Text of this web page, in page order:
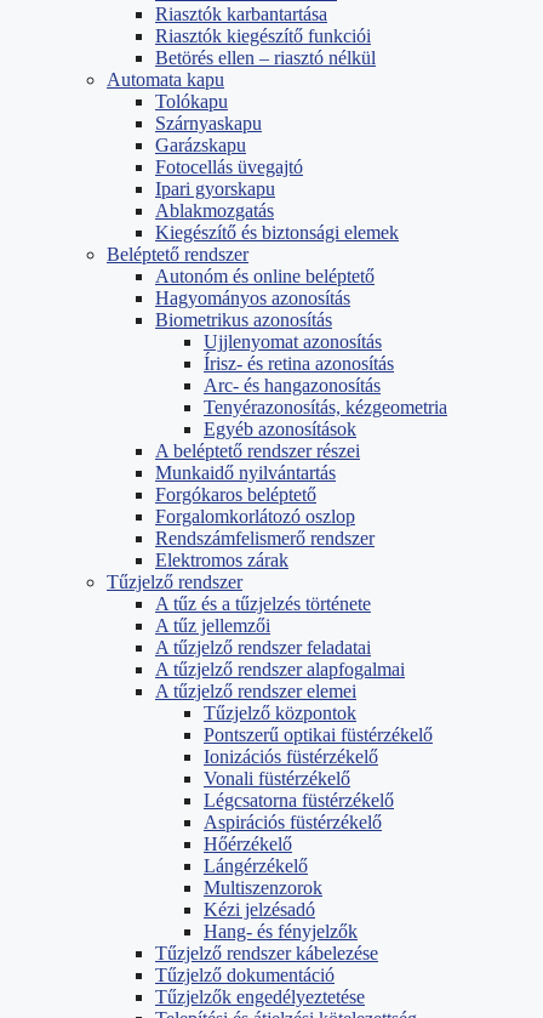
Riasztók karbantartása
Riasztók kiegészítő funkciói
Betörés ellen – riasztó nélkül
Automata kapu
Tolókapu
Szárnyaskapu
Garázskapu
Fotocellás üvegajtó
Ipari gyorskapu
Ablakmozgatás
Kiegészítő és biztonsági elemek
Beléptető rendszer
Autonóm és online beléptető
Hagyományos azonosítás
Biometrikus azonosítás
Ujjlenyomat azonosítás
Írisz- és retina azonosítás
Arc- és hangazonosítás
Tenyérazonosítás, kézgeometria
Egyéb azonosítások
A beléptető rendszer részei
Munkaidő nyilvántartás
Forgókaros beléptető
Forgalomkorlátozó oszlop
Rendszámfelismerő rendszer
Elektromos zárak
Tűzjelző rendszer
A tűz és a tűzjelzés története
A tűz jellemzői
A tűzjelző rendszer feladatai
A tűzjelző rendszer alapfogalmai
A tűzjelző rendszer elemei
Tűzjelző központok
Pontszerű optikai füstérzékelő
Ionizációs füstérzékelő
Vonali füstérzékelő
Légcsatorna füstérzékelő
Aspirációs füstérzékelő
Hőérzékelő
Lángérzékelő
Multiszenzorok
Kézi jelzésadó
Hang- és fényjelzők
Tűzjelző rendszer kábelezése
Tűzjelző dokumentáció
Tűzjelzők engedélyeztetése